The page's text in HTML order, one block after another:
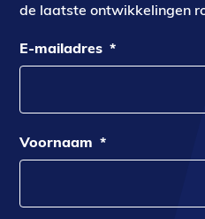
de laatste ontwikkelingen
E-mailadres *
Voornaam *